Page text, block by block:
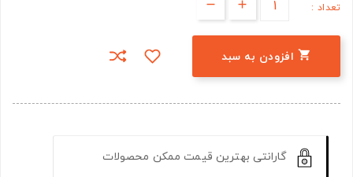
تعداد :
 افزودن به سبد
گارانتی بهترین قیمت ممکن محصولات